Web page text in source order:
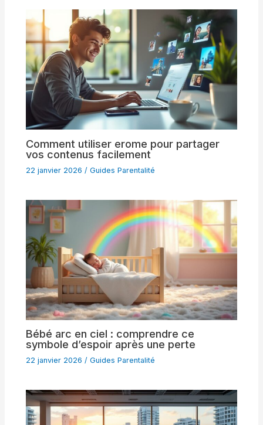
Comment utiliser erome pour partager
vos contenus facilement
22 janvier 2026 /Guides Parentalité
Bébé arc en ciel : comprendre ce
symbole d’espoir après une perte
22 janvier 2026/Guides Parentalité